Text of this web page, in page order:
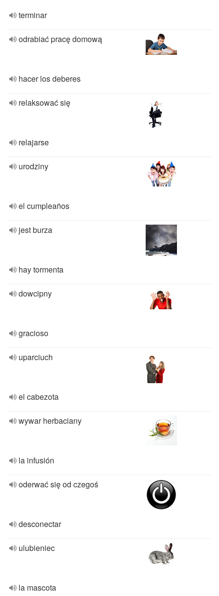
terminar
odrabiać pracę domową
hacer los deberes
relaksować się
relajarse
urodziny
el cumpleaños
jest burza
hay tormenta
dowcipny
gracioso
uparciuch
el cabezota
wywar herbaciany
la infusión
oderwać się od czegoś
desconectar
ulubieniec
la mascota